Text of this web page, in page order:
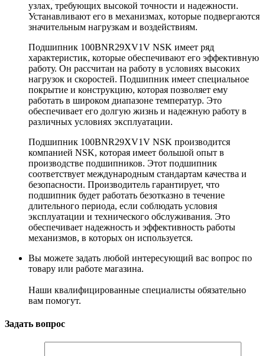
узлах, требующих высокой точности и надежности.
Устанавливают его в механизмах, которые подвергаются
значительным нагрузкам и воздействиям.
Подшипник 100BNR29XV1V NSK имеет ряд
характеристик, которые обеспечивают его эффективную
работу. Он рассчитан на работу в условиях высоких
нагрузок и скоростей. Подшипник имеет специальное
покрытие и конструкцию, которая позволяет ему
работать в широком диапазоне температур. Это
обеспечивает его долгую жизнь и надежную работу в
различных условиях эксплуатации.
Подшипник 100BNR29XV1V NSK производится
компанией NSK, которая имеет большой опыт в
производстве подшипников. Этот подшипник
соответствует международным стандартам качества и
безопасности. Производитель гарантирует, что
подшипник будет работать безотказно в течение
длительного периода, если соблюдать условия
эксплуатации и технического обслуживания. Это
обеспечивает надежность и эффективность работы
механизмов, в которых он используется.
Вы можете задать любой интересующий вас вопрос по
товару или работе магазина.
Наши квалифицированные специалисты обязательно
вам помогут.
Задать вопрос